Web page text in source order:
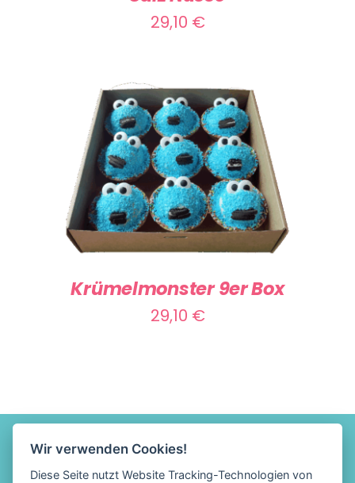
29,10 €
IN DEN WARENKORB / DETAILS
Krümelmonster 9er Box
29,10 €
Wir verwenden Cookies!
Diese Seite nutzt Website Tracking-Technologien von